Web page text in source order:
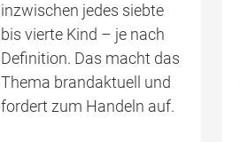
inzwischen jedes siebte
bis vierte Kind – je nach
Definition. Das macht das
Thema brandaktuell und
fordert zum Handeln auf.